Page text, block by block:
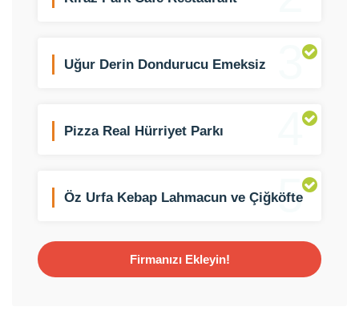
3
Uğur Derin Dondurucu Emeksiz
4
Pizza Real Hürriyet Parkı
5
Öz Urfa Kebap Lahmacun ve Çiğköfte
Firmanızı Ekleyin!